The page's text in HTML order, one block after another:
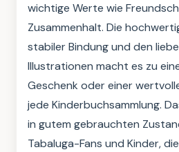
wichtige Werte wie
Zusammenhalt. Die
stabiler Bindung und den
Illustrationen macht es zu
Geschenk oder einer
jede Kinderbuchsammlung.
in gutem gebrauchten
Tabaluga-Fans und Kinder, die